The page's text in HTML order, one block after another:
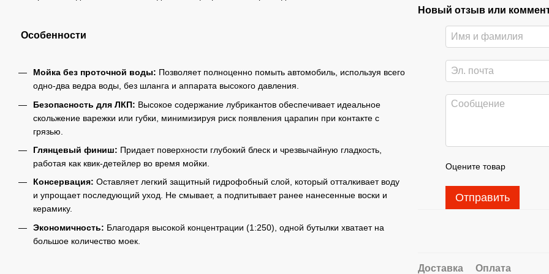
Особенности
Мойка без проточной воды: Позволяет полноценно помыть автомобиль, используя всего
одно-два ведра воды, без шланга и аппарата высокого давления.
Безопасность для ЛКП: Высокое содержание лубрикантов обеспечивает идеальное
скольжение варежки или губки, минимизируя риск появления царапин при контакте с
грязью.
Глянцевый финиш: Придает поверхности глубокий блеск и чрезвычайную гладкость,
работая как квик-детейлер во время мойки.
Консервация: Оставляет легкий защитный гидрофобный слой, который отталкивает воду
и упрощает последующий уход. Не смывает, а подпитывает ранее нанесенные воски и
керамику.
Экономичность: Благодаря высокой концентрации (1:250), одной бутылки хватает на
большое количество моек.
Новый отзыв или
Оцените товар
Отправить
Доставка Оплата